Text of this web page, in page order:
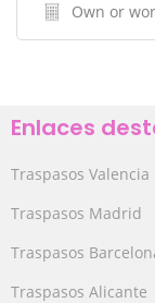
Own or
Enlaces
Traspasos Valencia
Traspasos Madrid
Traspasos
Traspasos Alicante